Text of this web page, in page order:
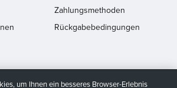
Zahlungsmethoden
Rückgabebedingungen
um Ihnen ein besseres Browser-Erlebnis